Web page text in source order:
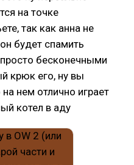
на точке
так как анна не
будет спамить
бесконечными
крюк его, ну вы
нем отлично играет
котел в аду